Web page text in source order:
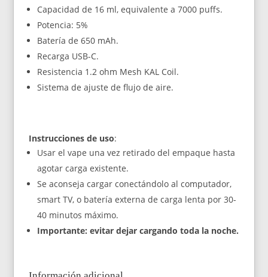
Capacidad de 16 ml, equivalente a 7000 puffs.
Potencia: 5%
Batería de 650 mAh.
Recarga USB-C.
Resistencia 1.2 ohm Mesh KAL Coil.
Sistema de ajuste de flujo de aire.
Instrucciones de uso:
Usar el vape una vez retirado del empaque hasta
agotar carga existente.
Se aconseja cargar conectándolo al computador,
smart TV, o batería externa de carga lenta por 30-
40 minutos máximo.
Importante: evitar dejar cargando toda la noche.